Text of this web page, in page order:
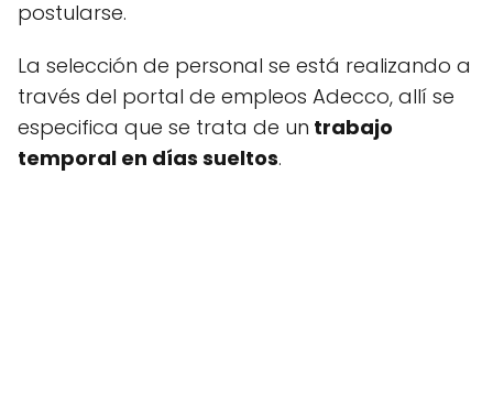
postularse.
La selección de personal se está realizando a
través del portal de empleos Adecco, allí se
especifica que se trata de un trabajo
temporal en días sueltos.